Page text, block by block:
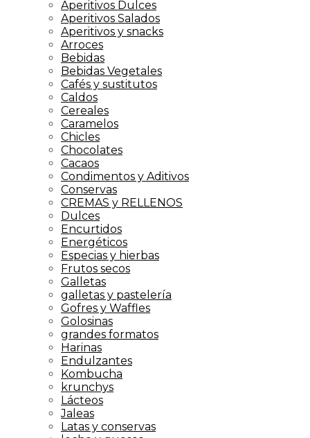
Aperitivos Dulces
Aperitivos Salados
Aperitivos y snacks
Arroces
Bebidas
Bebidas Vegetales
Cafés y sustitutos
Caldos
Cereales
Caramelos
Chicles
Chocolates
Cacaos
Condimentos y Aditivos
Conservas
CREMAS y RELLENOS
Dulces
Encurtidos
Energéticos
Especias y hierbas
Frutos secos
Galletas
galletas y pastelería
Gofres y Waffles
Golosinas
grandes formatos
Harinas
Endulzantes
Kombucha
krunchys
Lácteos
Jaleas
Latas y conservas